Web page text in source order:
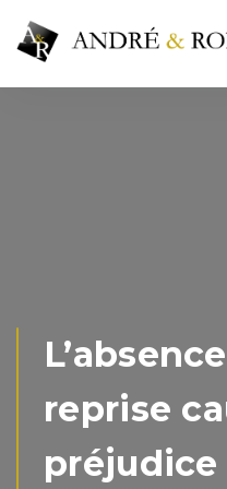
reprise
préjudice